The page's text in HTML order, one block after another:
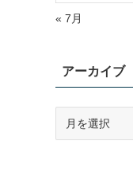
« 7月
アーカイブ